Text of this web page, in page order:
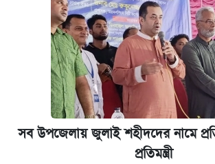
সব উপজেলায় জুলাই শহীদদের নামে
প্রতিমন্ত্রী